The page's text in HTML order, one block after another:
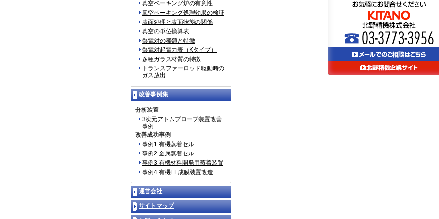
真空ベーキング炉の有意性
真空ベーキング処理効果の検証
表面処理と表面状態の関係
真空の単位換算表
熱電対の種類と特徴
熱電対起電力表（Kタイプ）
多種ガラス材質の特徴
トランスファーロッド駆動時の
ガス放出
改善事例集
分析装置
3次元アトムプローブ装置改善
事例
改善成功事例
事例1 有機蒸着セル
事例2 金属蒸着セル
事例3 有機材料開発用蒸着装置
事例4 有機EL成膜装置改造
運営会社
サイトマップ